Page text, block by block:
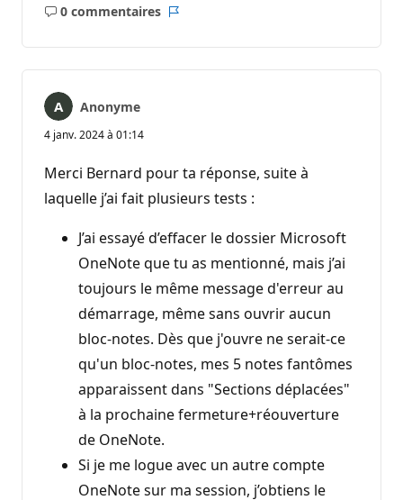
0 commentaires
Aucun
Rapport
Anonyme
4 janv. 2024 à 01:14
Merci Bernard pour ta réponse, suite à
laquelle j’ai fait plusieurs tests :
J’ai essayé d’effacer le dossier Microsoft
OneNote que tu as mentionné, mais j’ai
toujours le même message d'erreur au
démarrage, même sans ouvrir aucun
bloc-notes. Dès que j'ouvre ne serait-ce
qu'un bloc-notes, mes 5 notes fantômes
apparaissent dans "Sections déplacées"
à la prochaine fermeture+réouverture
de OneNote.
Si je me logue avec un autre compte
OneNote sur ma session, j’obtiens le